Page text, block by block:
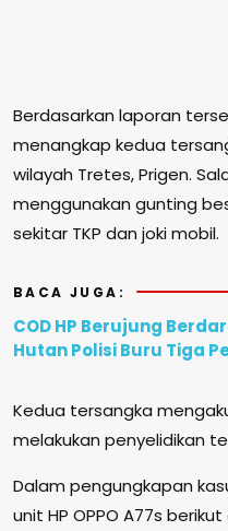
Berdasarkan laporan
menangkap kedua
wilayah Tretes, Prigen.
menggunakan gunting
sekitar TKP dan joki mobil.
BACA JUGA:
COD HP Berujung
Hutan Polisi Buru Tiga
Kedua tersangka
melakukan penyelidikan
Dalam pengungkapan
unit HP OPPO A77s